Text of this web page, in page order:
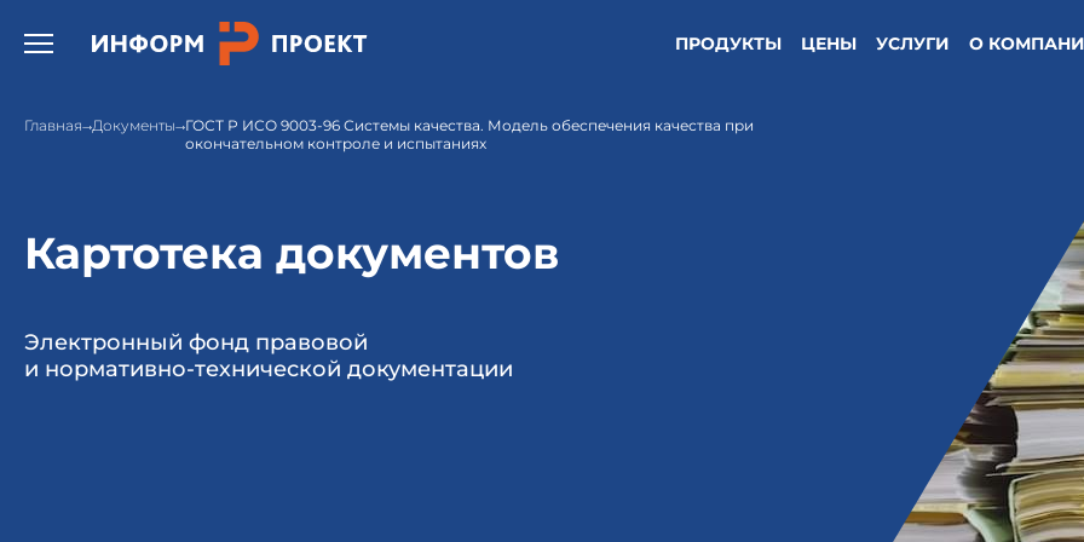
Открыть бургер меню. ПРОДУКТЫ ЦЕНЫ УСЛУГИ О
Главная Документы ГОСТ Р ИСО 9003-96 Системы качества. Модель обеспечения качества при
окончательном контроле и испытаниях
Картотека документов
Электронный фонд правовой
и нормативно-технической документации